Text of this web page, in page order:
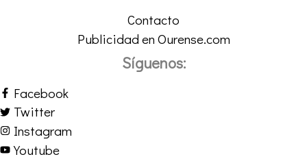
Contacto
Publicidad en Ourense.com
Síguenos:
Facebook
Twitter
Instagram
Youtube